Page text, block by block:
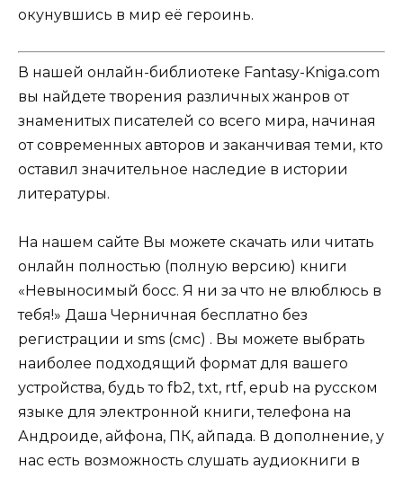
окунувшись в мир её героинь.
В нашей онлайн-библиотеке Fantasy-Kniga.com
вы найдете творения различных жанров от
знаменитых писателей со всего мира, начиная
от современных авторов и заканчивая теми, кто
оставил значительное наследие в истории
литературы.
На нашем сайте Вы можете скачать или читать
онлайн полностью (полную версию) книги
«Невыносимый босс. Я ни за что не влюблюсь в
тебя!» Даша Черничная бесплатно без
регистрации и sms (смс) . Вы можете выбрать
наиболее подходящий формат для вашего
устройства, будь то fb2, txt, rtf, epub на русском
языке для электронной книги, телефона на
Андроиде, айфона, ПК, айпада. В дополнение, у
нас есть возможность слушать аудиокниги в